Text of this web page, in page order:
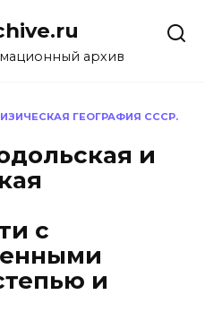
архив
ГЕОГРАФИЯ СССР.
и
с
и